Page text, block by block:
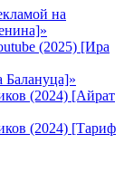
на
(2025) [Ира
Балануца]»
(2024) [Айрат
(2024) [Тариф